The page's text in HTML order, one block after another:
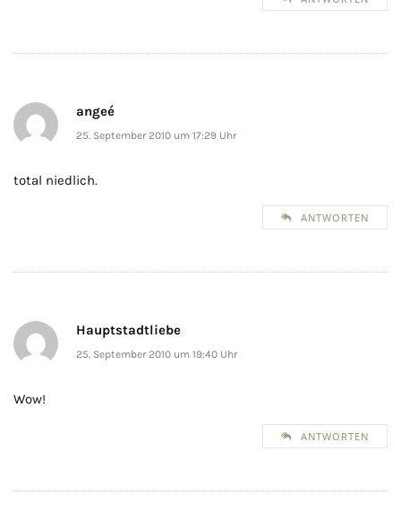
angeé
25. September 2010 um 17:29 Uhr
total niedlich.
ANTWORTEN
Hauptstadtliebe
25. September 2010 um 19:40 Uhr
Wow!
ANTWORTEN